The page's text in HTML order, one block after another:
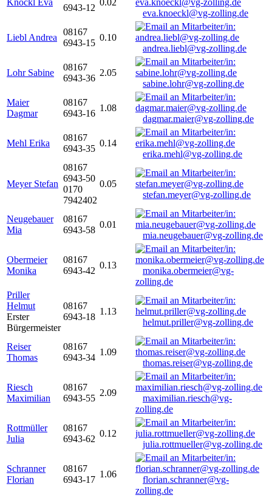
Knöckl Eva
6943-12
0.02
eva.knoeckl@vg-zolling.de
Liebl Andrea
08167
6943-15
0.10
andrea.liebl@vg-zolling.de
Lohr Sabine
08167
6943-36
2.05
sabine.lohr@vg-zolling.de
Maier
Dagmar
08167
6943-16
1.08
dagmar.maier@vg-zolling.de
Mehl Erika
08167
6943-35
0.14
erika.mehl@vg-zolling.de
Meyer Stefan
08167
6943-50
0170
7942402
0.05
stefan.meyer@vg-zolling.de
Neugebauer
Mia
08167
6943-58
0.01
mia.neugebauer@vg-zolling.de
Obermeier
Monika
08167
6943-42
0.13
monika.obermeier@vg-
zolling.de
Priller
Helmut
Erster
Bürgermeister
08167
6943-18
1.13
helmut.priller@vg-zolling.de
Reiser
Thomas
08167
6943-34
1.09
thomas.reiser@vg-zolling.de
Riesch
Maximilian
08167
6943-55
2.09
maximilian.riesch@vg-
zolling.de
Rottmüller
Julia
08167
6943-62
0.12
julia.rottmueller@vg-zolling.de
Schranner
Florian
08167
6943-17
1.06
florian.schranner@vg-
zolling.de